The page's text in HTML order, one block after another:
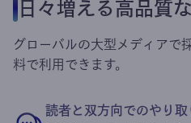
日々増える高品質
グローバルの大型メディアで
料で利用できます。
読者と双方向でのやり取